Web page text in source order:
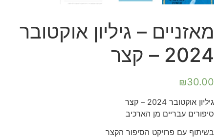
מאזניים – גיליון אוקטובר
2024 – קצר
₪30.00
גיליון אוקטובר 2024 – קצר
סיפורים עבריים מן הארכיב
בשיתוף עם פרויקט הסיפור הקצר